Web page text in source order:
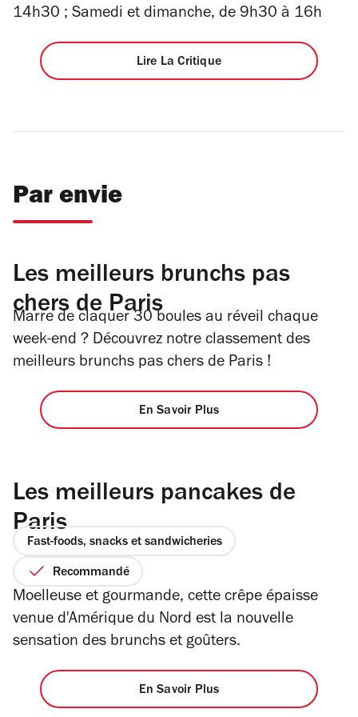
14h30 ; Samedi et dimanche, de 9h30 à 16h
Lire La Critique
Par envie
Les meilleurs brunchs pas
chers de Paris
Marre de claquer 30 boules au réveil chaque
week-end ? Découvrez notre classement des
meilleurs brunchs pas chers de Paris !
En Savoir Plus
Les meilleurs pancakes de
Paris
Fast-foods, snacks et sandwicheries
Recommandé
Moelleuse et gourmande, cette crêpe épaisse
venue d'Amérique du Nord est la nouvelle
sensation des brunchs et goûters.
En Savoir Plus